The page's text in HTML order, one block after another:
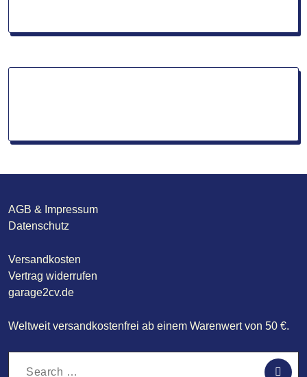
AGB & Impressum
Datenschutz
Versandkosten
Vertrag widerrufen
garage2cv.de
Weltweit versandkostenfrei ab einem Warenwert von 50 €.
Search